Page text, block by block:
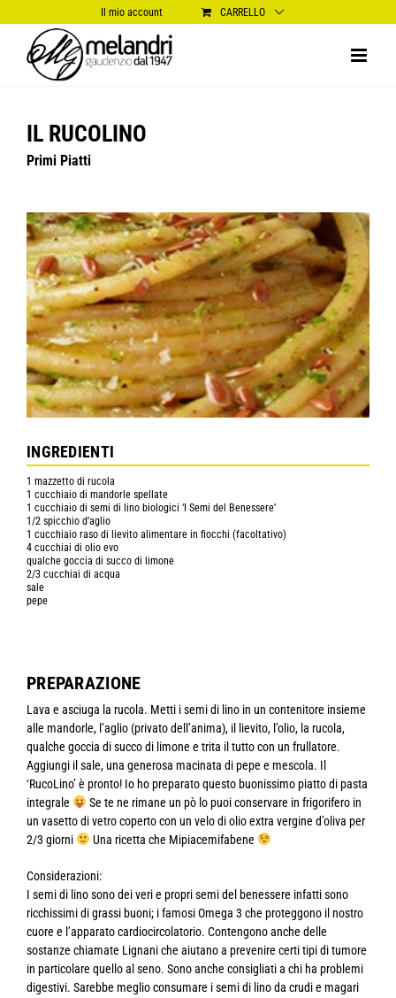
al
contenuto
Il mio account CARRELLO
IL RUCOLINO
Primi Piatti
INGREDIENTI
1 mazzetto di rucola
1 cucchiaio di mandorle spellate
1 cucchiaio di semi di lino biologici ‘I Semi del Benessere’
1/2 spicchio d’aglio
1 cucchiaio raso di lievito alimentare in fiocchi (facoltativo)
4 cucchiai di olio evo
qualche goccia di succo di limone
2/3 cucchiai di acqua
sale
pepe
PREPARAZIONE
Lava e asciuga la rucola. Metti i semi di lino in un contenitore insieme
alle mandorle, l’aglio (privato dell’anima), il lievito, l’olio, la rucola,
qualche goccia di succo di limone e trita il tutto con un frullatore.
Aggiungi il sale, una generosa macinata di pepe e mescola. Il
‘RucoLino’ è pronto! Io ho preparato questo buonissimo piatto di pasta
integrale
Se te ne rimane un pò lo puoi conservare in frigorifero in
un vasetto di vetro coperto con un velo di olio extra vergine d’oliva per
2/3 giorni
Una ricetta che Mipiacemifabene
Considerazioni:
I semi di lino sono dei veri e propri semi del benessere infatti sono
ricchissimi di grassi buoni; i famosi Omega 3 che proteggono il nostro
cuore e l’apparato cardiocircolatorio. Contengono anche delle
sostanze chiamate Lignani che aiutano a prevenire certi tipi di tumore
in particolare quello al seno. Sono anche consigliati a chi ha problemi
digestivi. Sarebbe meglio consumare i semi di lino da crudi e magari